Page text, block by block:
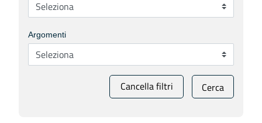
Argomenti
Cancella filtri Cerca